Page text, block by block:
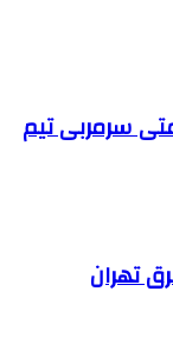
سرمربی تیم
تهران